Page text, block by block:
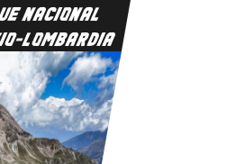
NACIONAL
LOMBARDIA